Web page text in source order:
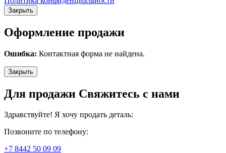
Закрыть
Оформление продажи
Ошибка: Контактная форма не найдена.
Закрыть
Для продажи Свяжитесь с нами
Здравствуйте! Я хочу продать деталь:
Позвоните по телефону:
+7 8442 50 09 09